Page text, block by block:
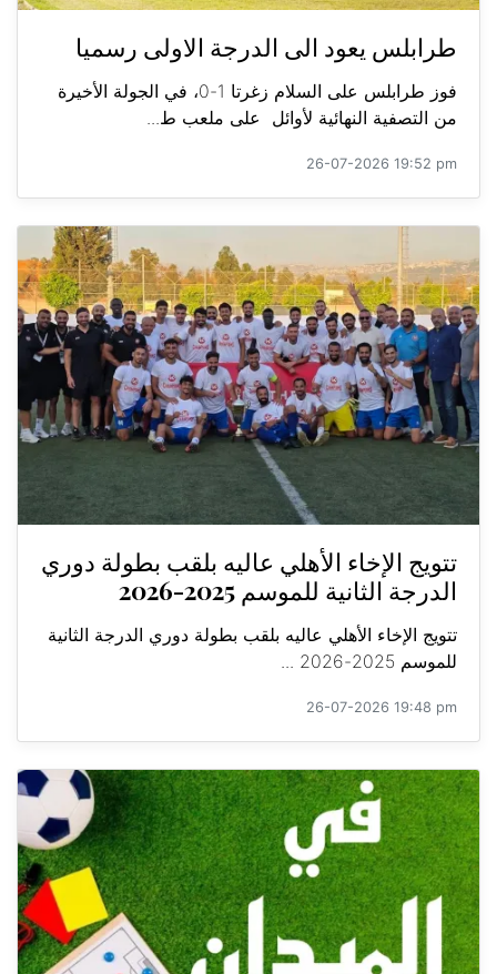
طرابلس يعود الى الدرجة الاولى رسميا
فوز طرابلس على السلام زغرتا 1-0، في الجولة الأخيرة
من التصفية النهائية لأوائل على ملعب ط...
26-07-2026 19:52 pm
تتويج الإخاء الأهلي عاليه بلقب بطولة دوري
الدرجة الثانية للموسم 2025-2026
تتويج الإخاء الأهلي عاليه بلقب بطولة دوري الدرجة الثانية
للموسم 2025-2026 ...
26-07-2026 19:48 pm